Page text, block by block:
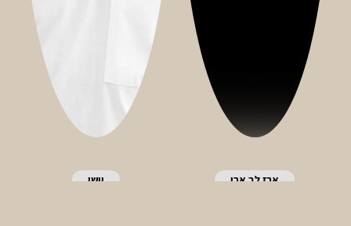
ארז לב ארי יושי